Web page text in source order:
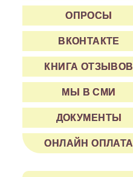
ОПРОСЫ
ВКОНТАКТЕ
КНИГА ОТЗЫВОВ
МЫ В СМИ
ДОКУМЕНТЫ
ОНЛАЙН ОПЛАТА